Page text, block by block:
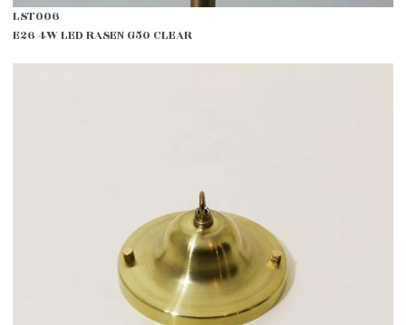
LST006
E26 4W LED RASEN G50 CLEAR